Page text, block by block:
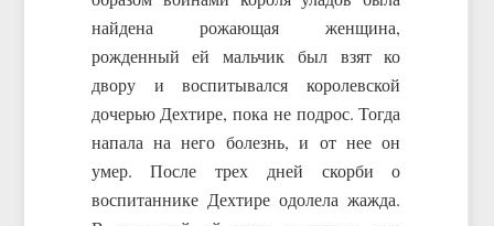
найдена рожающая женщина,
рожденный ей мальчик был взят ко
двору и воспитывался королевской
дочерью Дехтире, пока не подрос. Тогда
напала на него болезнь, и от нее он
умер. После трех дней скорби о
воспитаннике Дехтире одолела жажда.